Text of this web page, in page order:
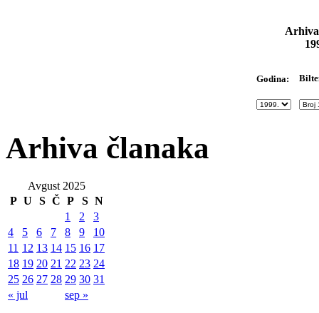
Godina:
Arhiva članaka
Avgust 2025
P U S Č P S N
« jul sep »
1 2
3
4
5 6 7 8 9
10
11 12 13 14 15 16 17
18 19 20 21 22 23 24
25 26 27 28 29 30 31